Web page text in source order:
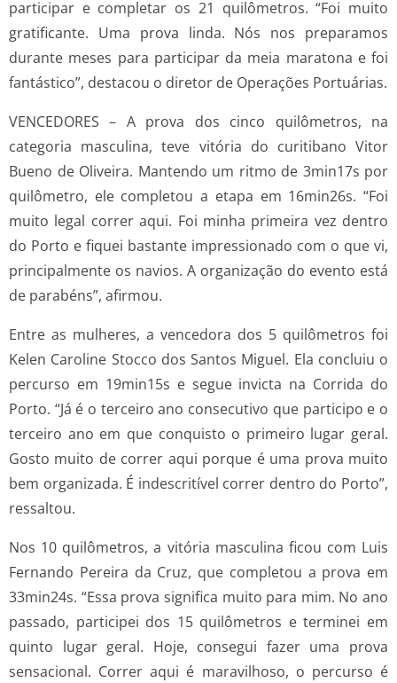
participar e completar os 21 quilômetros. “Foi muito
gratificante. Uma prova linda. Nós nos preparamos
durante meses para participar da meia maratona e foi
fantástico”, destacou o diretor de Operações Portuárias.
VENCEDORES – A prova dos cinco quilômetros, na
categoria masculina, teve vitória do curitibano Vitor
Bueno de Oliveira. Mantendo um ritmo de 3min17s por
quilômetro, ele completou a etapa em 16min26s. “Foi
muito legal correr aqui. Foi minha primeira vez dentro
do Porto e fiquei bastante impressionado com o que vi,
principalmente os navios. A organização do evento está
de parabéns”, afirmou.
Entre as mulheres, a vencedora dos 5 quilômetros foi
Kelen Caroline Stocco dos Santos Miguel. Ela concluiu o
percurso em 19min15s e segue invicta na Corrida do
Porto. “Já é o terceiro ano consecutivo que participo e o
terceiro ano em que conquisto o primeiro lugar geral.
Gosto muito de correr aqui porque é uma prova muito
bem organizada. É indescritível correr dentro do Porto”,
ressaltou.
Nos 10 quilômetros, a vitória masculina ficou com Luis
Fernando Pereira da Cruz, que completou a prova em
33min24s. “Essa prova significa muito para mim. No ano
passado, participei dos 15 quilômetros e terminei em
quinto lugar geral. Hoje, consegui fazer uma prova
sensacional. Correr aqui é maravilhoso, o percurso é